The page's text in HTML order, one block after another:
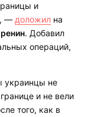
и
— доложил на
. Добавил
операций,
украинцы не
и не вели
того, как в